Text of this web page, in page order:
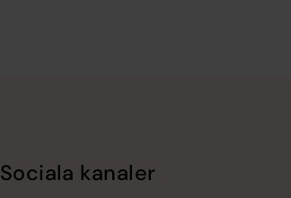
Sociala kanaler